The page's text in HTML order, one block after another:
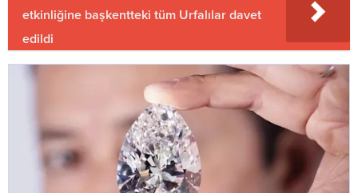
etkinliğine başkentteki tüm Urfalılar davet
edildi